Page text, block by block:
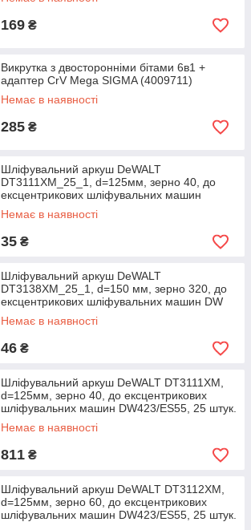
169 ₴
Викрутка з двосторонніми бітами 6в1 +
адаптер CrV Mega SIGMA (4009711)
Немає в наявності
285 ₴
Шліфувальний аркуш DeWALT
DT3111XM_25_1, d=125мм, зерно 40, до
ексцентрикових шліфувальних машин
DW423/ES55, 1 штука.
Немає в наявності
35 ₴
Шліфувальний аркуш DeWALT
DT3138XM_25_1, d=150 мм, зерно 320, до
ексцентрикових шліфувальних машин DW
443/ES56, 1 штука.
Немає в наявності
46 ₴
Шліфувальний аркуш DeWALT DT3111XM,
d=125мм, зерно 40, до ексцентрикових
шліфувальних машин DW423/ES55, 25 штук.
Немає в наявності
811 ₴
Шліфувальний аркуш DeWALT DT3112XM,
d=125мм, зерно 60, до ексцентрикових
шліфувальних машин DW423/ES55, 25 штук.